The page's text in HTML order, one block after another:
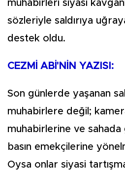
muhabirleri siyasi
sözleriyle saldırıya
destek oldu.
CEZMİ ABİ'NİN YAZISI:
Son günlerde yaşanan
muhabirlere değil;
muhabirlerine ve
basın emekçilerine
Oysa onlar siyasi